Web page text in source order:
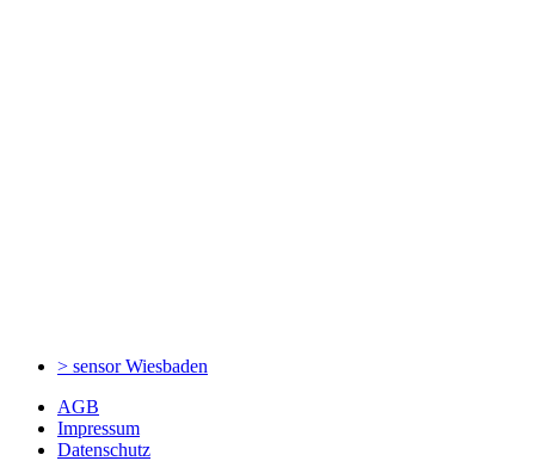
> sensorWiesbaden
AGB
Impressum
Datenschutz